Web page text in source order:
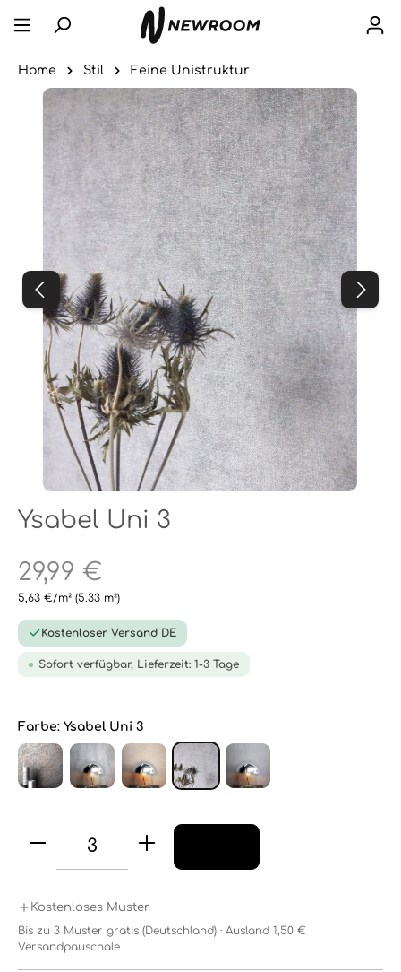
Home Stil Feine Unistruktur
Ysabel Uni 3
29,99 €
5,63 €/m² (5.33 m²)
Kostenloser Versand DE
Sofort verfügbar, Lieferzeit: 1-3 Tage
Farbe: Ysabel Uni 3
Kostenloses Muster
Bis zu 3 Muster gratis (Deutschland) · Ausland 1,50 €
Versandpauschale